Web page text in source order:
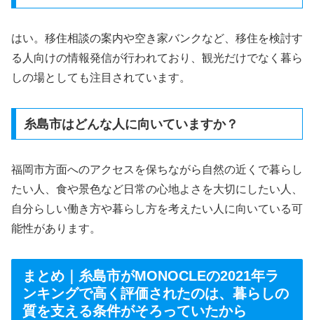
はい。移住相談の案内や空き家バンクなど、移住を検討す
る人向けの情報発信が行われており、観光だけでなく暮ら
しの場としても注目されています。
糸島市はどんな人に向いていますか？
福岡市方面へのアクセスを保ちながら自然の近くで暮らし
たい人、食や景色など日常の心地よさを大切にしたい人、
自分らしい働き方や暮らし方を考えたい人に向いている可
能性があります。
まとめ｜糸島市がMONOCLEの2021年ラ
ンキングで高く評価されたのは、暮らしの
質を支える条件がそろっていたから